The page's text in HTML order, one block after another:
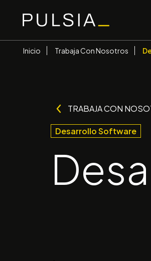
contenido
Ruta
Inicio Trabaja Con Nosotros
TRABAJA CON
Desarrollo Software